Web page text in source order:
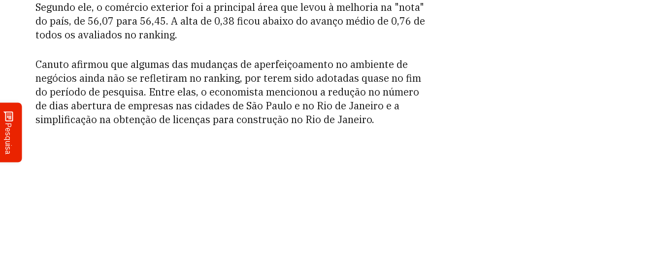
Pesquisa
Segundo ele, o comércio exterior foi a principal área que levou à melhoria na "nota"
do país, de 56,07 para 56,45. A alta de 0,38 ficou abaixo do avanço médio de 0,76 de
todos os avaliados no ranking.
Canuto afirmou que algumas das mudanças de aperfeiçoamento no ambiente de
negócios ainda não se refletiram no ranking, por terem sido adotadas quase no fim
do período de pesquisa. Entre elas, o economista mencionou a redução no número
de dias abertura de empresas nas cidades de São Paulo e no Rio de Janeiro e a
simplificação na obtenção de licenças para construção no Rio de Janeiro.